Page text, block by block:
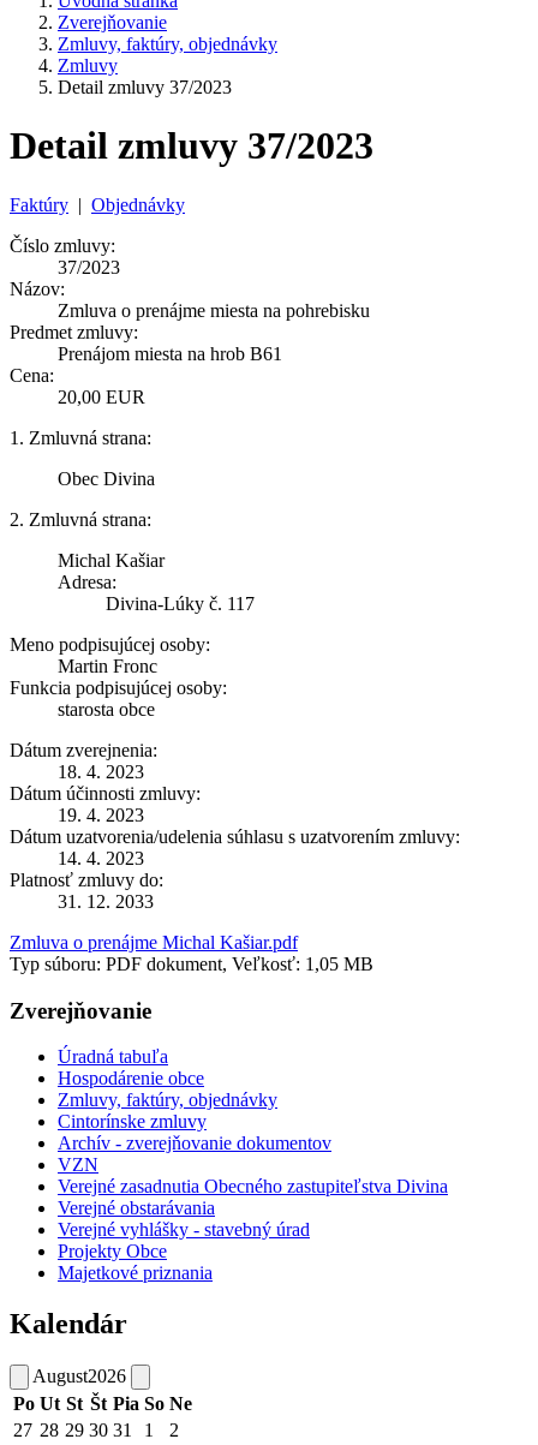
Zverejňovanie
Zmluvy, faktúry, objednávky
Zmluvy
Detail zmluvy 37/2023
Detail zmluvy 37/2023
Faktúry | Objednávky
Číslo zmluvy:
37/2023
Názov:
Zmluva o prenájme miesta na pohrebisku
Predmet zmluvy:
Prenájom miesta na hrob B61
Cena:
20,00 EUR
1. Zmluvná strana:
Obec Divina
2. Zmluvná strana:
Michal Kašiar
Adresa:
Divina-Lúky č. 117
Meno podpisujúcej osoby:
Martin Fronc
Funkcia podpisujúcej osoby:
starosta obce
Dátum zverejnenia:
18. 4. 2023
Dátum účinnosti zmluvy:
19. 4. 2023
Dátum uzatvorenia/udelenia súhlasu s uzatvorením zmluvy:
14. 4. 2023
Platnosť zmluvy do:
31. 12. 2033
Zmluva o prenájme Michal Kašiar.pdf
Typ súboru: PDF dokument, Veľkosť: 1,05 MB
Zverejňovanie
Úradná tabuľa
Hospodárenie obce
Zmluvy, faktúry, objednávky
Cintorínske zmluvy
Archív - zverejňovanie dokumentov
VZN
Verejné zasadnutia Obecného zastupiteľstva Divina
Verejné obstarávania
Verejné vyhlášky - stavebný úrad
Projekty Obce
Majetkové priznania
Kalendár
August2026
Po Ut St Št Pia So Ne
27 28 29 30 31 1
2